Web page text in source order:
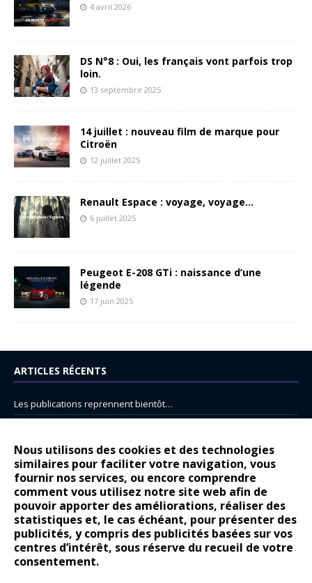
Nous utilisons des cookies et des technologies
similaires pour faciliter votre navigation, vous
fournir nos services, ou encore comprendre
comment vous utilisez notre site web afin de
pouvoir apporter des améliorations, réaliser des
statistiques et, le cas échéant, pour présenter des
publicités, y compris des publicités basées sur vos
centres d’intérêt, sous réserve du recueil de votre
consentement.
4 avril 2026
DS N°8 : Oui, les français vont parfois trop
loin.
13 septembre 2025
14 juillet : nouveau film de marque pour
Citroën
12 juillet 2025
Renault Espace : voyage, voyage…
6 juillet 2025
Peugeot E-208 GTi : naissance d’une
légende
17 juin 2025
ARTICLES RÉCENTS
Les publications reprennent bientôt…
14 juillet : nouveau film de marque pour Citroën
Renault Espace : voyage, voyage…
Peugeot E-208 GTi : naissance d’une légende
COMMENTAIRES RÉCENTS
Bernard DardartdansDacia Sandero : pour les gens vrais